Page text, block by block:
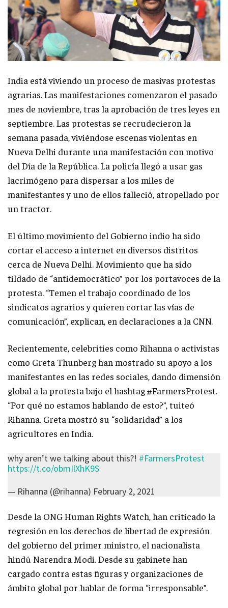
India está viviendo un proceso de masivas protestas
agrarias. Las manifestaciones comenzaron el pasado
mes de noviembre, tras la aprobación de tres leyes en
septiembre. Las protestas se recrudecieron la
semana pasada, viviéndose escenas violentas en
Nueva Delhi durante una manifestación con motivo
del Día de la República. La policía llegó a usar gas
lacrimógeno para dispersar a los miles de
manifestantes y uno de ellos falleció, atropellado por
un tractor.
El último movimiento del Gobierno indio ha sido
cortar el acceso a internet en diversos distritos
cerca de Nueva Delhi. Movimiento que ha sido
tildado de “antidemocrático” por los portavoces de la
protesta. “Temen el trabajo coordinado de los
sindicatos agrarios y quieren cortar las vías de
comunicación”, explican, en declaraciones a la CNN.
Recientemente, celebrities como Rihanna o activistas
como Greta Thunberg han mostrado su apoyo a los
manifestantes en las redes sociales, dando dimensión
global a la protesta bajo el hashtag #FarmersProtest.
“Por qué no estamos hablando de esto?”, tuiteó
Rihanna. Greta mostró su “solidaridad” a los
agricultores en India.
why aren’t we talking about this?! #FarmersProtest
https://t.co/obmIlXhK9S
— Rihanna (@rihanna) February 2, 2021
Desde la ONG Human Rights Watch, han criticado la
regresión en los derechos de libertad de expresión
del gobierno del primer ministro, el nacionalista
hindú Narendra Modi. Desde su gabinete han
cargado contra estas figuras y organizaciones de
ámbito global por hablar de forma “irresponsable”.